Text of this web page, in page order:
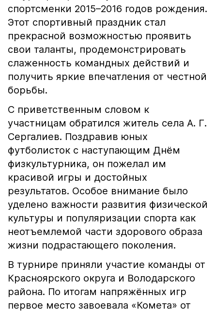
спортсменки 2015–2016 годов рождения.
Этот спортивный праздник стал
прекрасной возможностью проявить
свои таланты, продемонстрировать
слаженность командных действий и
получить яркие впечатления от честной
борьбы.
С приветственным словом к
участницам обратился житель села А. Г.
Сергалиев. Поздравив юных
футболисток с наступающим Днём
физкультурника, он пожелал им
красивой игры и достойных
результатов. Особое внимание было
уделено важности развития физической
культуры и популяризации спорта как
неотъемлемой части здорового образа
жизни подрастающего поколения.
В турнире приняли участие команды от
Красноярского округа и Володарского
района. По итогам напряжённых игр
первое место завоевала «Комета» от